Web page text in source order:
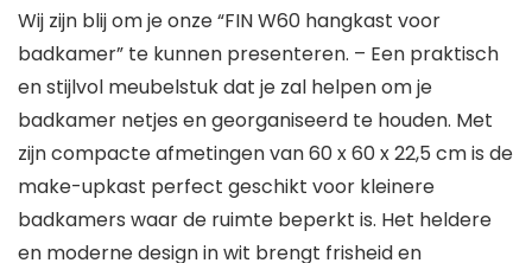
Wij zijn blij om je onze “FIN W60 hangkast voor
badkamer” te kunnen presenteren. – Een praktisch
en stijlvol meubelstuk dat je zal helpen om je
badkamer netjes en georganiseerd te houden. Met
zijn compacte afmetingen van 60 x 60 x 22,5 cm is de
make-upkast perfect geschikt voor kleinere
badkamers waar de ruimte beperkt is. Het heldere
en moderne design in wit brengt frisheid en